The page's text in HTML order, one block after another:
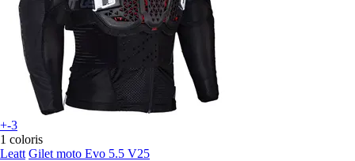
+-3
1 coloris
Leatt Gilet moto Evo 5.5 V25